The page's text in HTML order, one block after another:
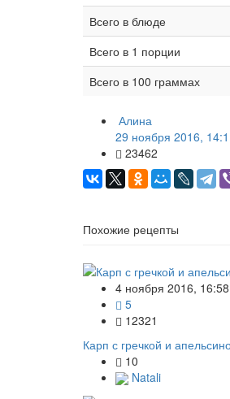
Всего в блюде
Всего в 1 порции
Всего в 100 граммах
Алина
29 ноября 2016,
23462
Похожие рецепты
4 ноября 2016, 16:58
5
12321
Карп с гречкой и
10
Natali